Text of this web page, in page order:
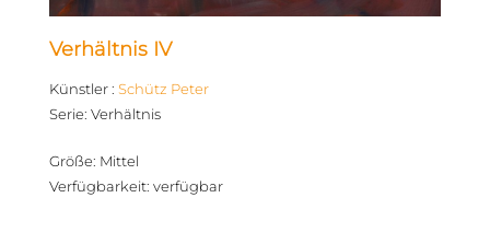
Verhältnis IV
Künstler: Schütz Peter
Serie: Verhältnis
Größe: Mittel
Verfügbarkeit: verfügbar